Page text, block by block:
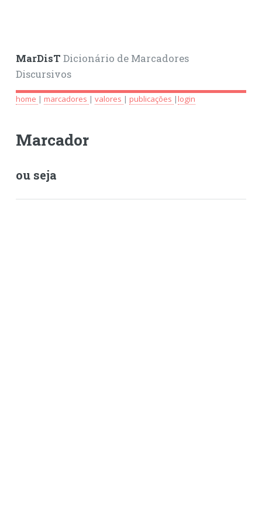
MarDisT Dicionário de Marcadores
Discursivos
home | marcadores | valores | publicações |login
Marcador
ou seja